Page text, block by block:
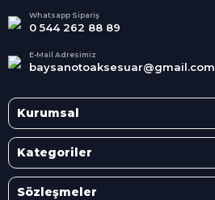
Whatsapp Sipariş
0 544 262 88 89
E-Mail Adresimiz
baysanotoaksesuar@gmail.com
Kurumsal
Kategoriler
Sözleşmeler